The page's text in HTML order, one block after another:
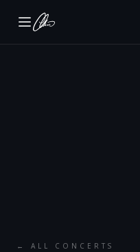
← ALL CONCERTS